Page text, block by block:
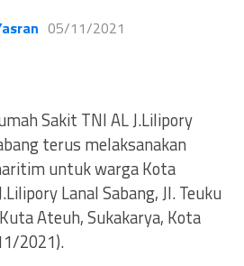
05/11/2021
Sakit TNI AL J.Lilipory
terus melaksanakan
untuk warga Kota
Lanal Sabang, Jl. Teuku
Ateuh, Sukakarya, Kota
2021).